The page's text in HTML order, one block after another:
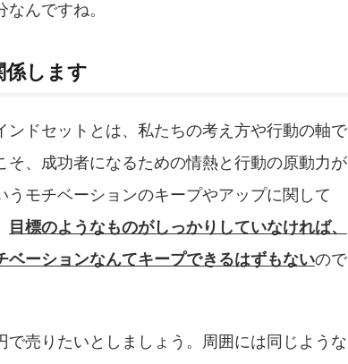
んですね。
します
ンドセットとは、私たちの考え方や行動の軸で
そ、成功者になるための情熱と行動の原動力が
モチベーションのキープやアップに関して
目標のようなものがしっかりしていなければ、
ベーションなんてキープできるはずもないので
売りたいとしましょう。周囲には同じような